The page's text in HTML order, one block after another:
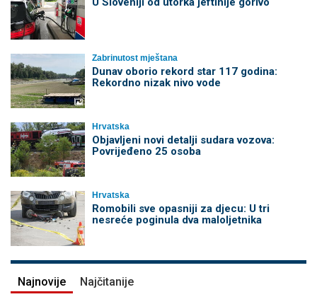
Zabrinutost mještana
Dunav oborio rekord star 117 godina:
Rekordno nizak nivo vode
Hrvatska
Objavljeni novi detalji sudara vozova:
Povrijeđeno 25 osoba
Hrvatska
Romobili sve opasniji za djecu: U tri
nesreće poginula dva maloljetnika
Najnovije Najčitanije